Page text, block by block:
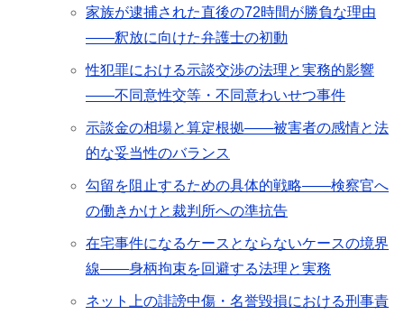
家族が逮捕された直後の72時間が勝負な理由
――釈放に向けた弁護士の初動
性犯罪における示談交渉の法理と実務的影響
――不同意性交等・不同意わいせつ事件
示談金の相場と算定根拠――被害者の感情と法
的な妥当性のバランス
勾留を阻止するための具体的戦略――検察官へ
の働きかけと裁判所への準抗告
在宅事件になるケースとならないケースの境界
線――身柄拘束を回避する法理と実務
ネット上の誹謗中傷・名誉毀損における刑事責